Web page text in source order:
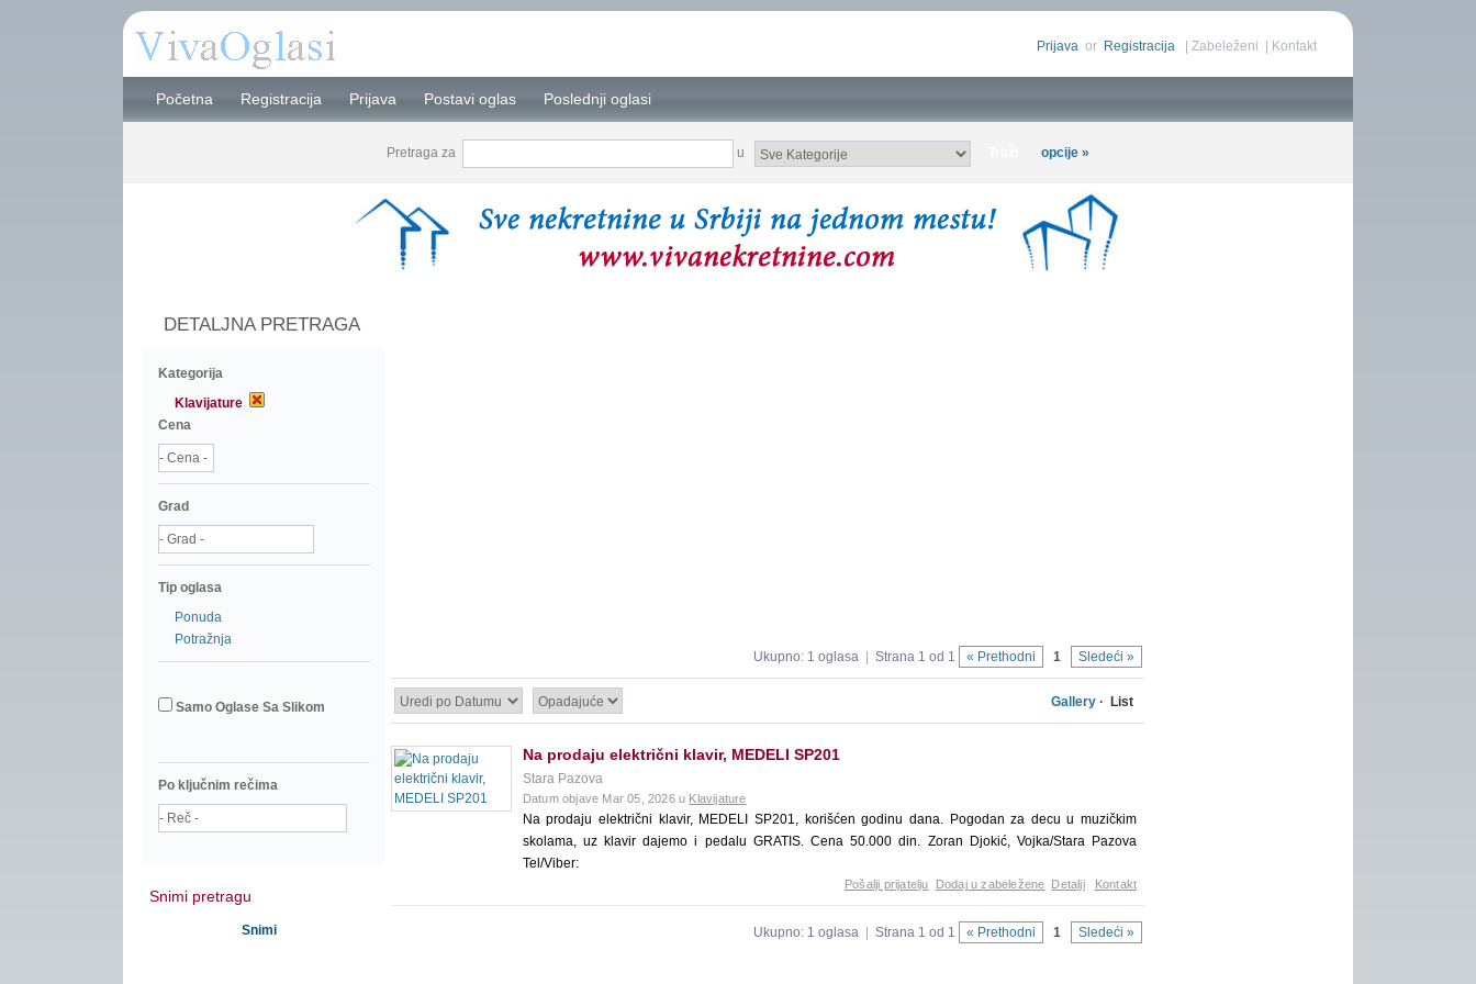
Prijava or Registracija Zabeleženi Kontakt
Početna Registracija Prijava Postavi oglas Poslednji oglasi
Pretraga za u opcije »
DETALJNA PRETRAGA
Kategorija
Klavijature
Cena
Grad
Tip oglasa
Ponuda
Potražnja
Samo Oglase Sa Slikom
Po ključnim rečima
Snimi pretragu
Ukupno: 1 oglasa Strana 1 od 1 « Prethodni 1 Sledeći »
Gallery · List
Na prodaju električni klavir, MEDELI SP201
Stara Pazova
Datum objave Mar 05, 2026 u Klavijature
Na prodaju električni klavir, MEDELI SP201, korišćen godinu dana. Pogodan za decu u muzičkim
skolama, uz klavir dajemo i pedalu GRATIS. Cena 50.000 din. Zoran Djokić, Vojka/Stara Pazova
Tel/Viber:
Pošalji prijatelju Dodaj u zabeležene Detalji Kontakt
Ukupno: 1 oglasa Strana 1 od 1 « Prethodni 1 Sledeći »